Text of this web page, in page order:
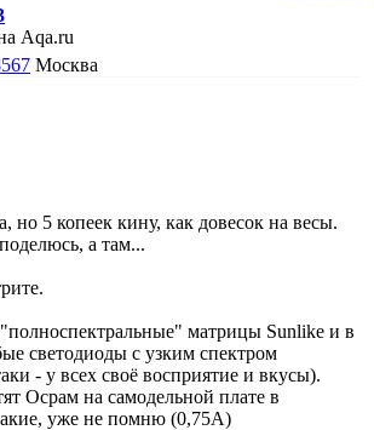
Aqa.ru
Москва
но 5 копеек кину, как довесок на весы.
а там...
матрицы Sunlike и в
светодиоды с узким спектром
- у всех своё восприятие и вкусы).
Осрам на самодельной плате в
уже не помню (0,75А)